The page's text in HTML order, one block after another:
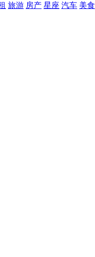
旅游 房产 星座 汽车 美食